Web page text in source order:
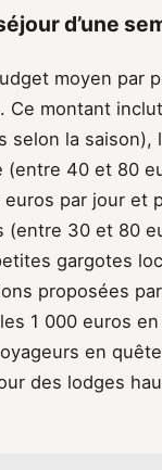
d’une
moyen par
montant
selon la
(entre 40 et 80
par jour et
30 et 80
gargotes
proposées
1 000 euros
en
des lodges